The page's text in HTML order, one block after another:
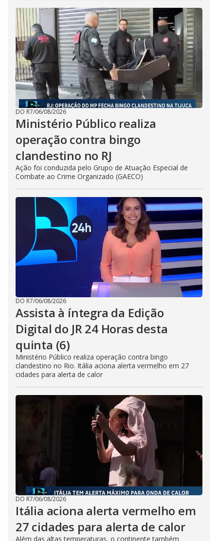
DO R7/06/08/2026
Ministério Público realiza
operação contra bingo
clandestino no RJ
Ação foi conduzida pelo Grupo de Atuação Especial de
Combate ao Crime Organizado (GAECO)
DO R7/06/08/2026
Assista à íntegra da Edição
Digital do JR 24 Horas desta
quinta (6)
Ministério Público realiza operação contra bingo
clandestino no Rio. Itália aciona alerta vermelho em 27
cidades para alerta de calor
DO R7/06/08/2026
Itália aciona alerta vermelho em
27 cidades para alerta de calor
Além das altas temperaturas, o continente também